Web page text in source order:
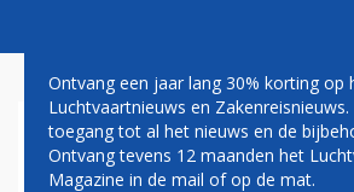
JAN COCHERET:
Ontvang een jaar lang 30% korting op
Luchtvaartnieuws en
toegang tot al het nieuws en de
Ontvang tevens 12 maanden het
Magazine in de mail of op de mat.